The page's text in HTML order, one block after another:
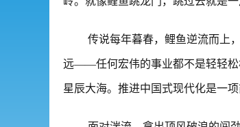
传说每年暮春，鲤鱼逆流而上
远——任何宏伟的事业都不是轻轻松
星辰大海。推进中国式现代化是一